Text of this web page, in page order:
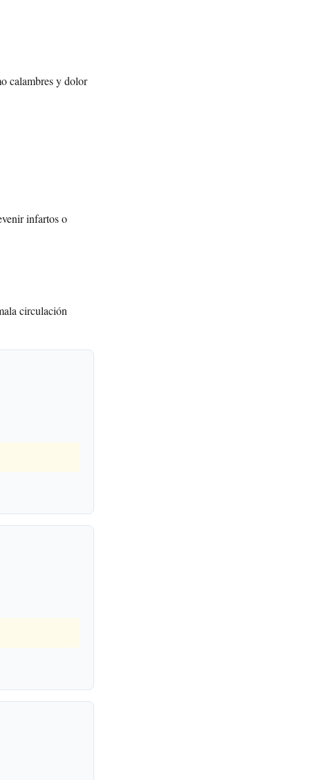
calambres y dolor
infartos o
circulación